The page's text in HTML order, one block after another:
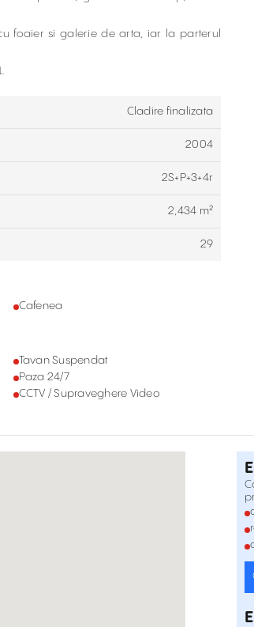
foaier si galerie de arta, iar la parterul
Cladire finalizata
2004
2S+P+3+4r
2,434 m²
29
Cafenea
Tavan Suspendat
Paza 24/7
CCTV / Supraveghere Video